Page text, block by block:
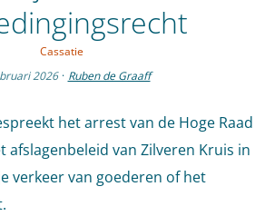
Cassatie
2026 · Ruben de Graaff
het arrest van de Hoge Raad
afslagenbeleid van Zilveren Kruis in
verkeer van goederen of het